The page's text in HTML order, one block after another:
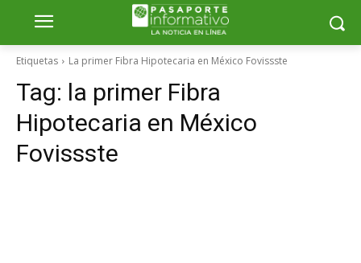
Etiquetas La primer Fibra Hipotecaria en México Fovissste
Tag: la primer Fibra
Hipotecaria en México
Fovissste